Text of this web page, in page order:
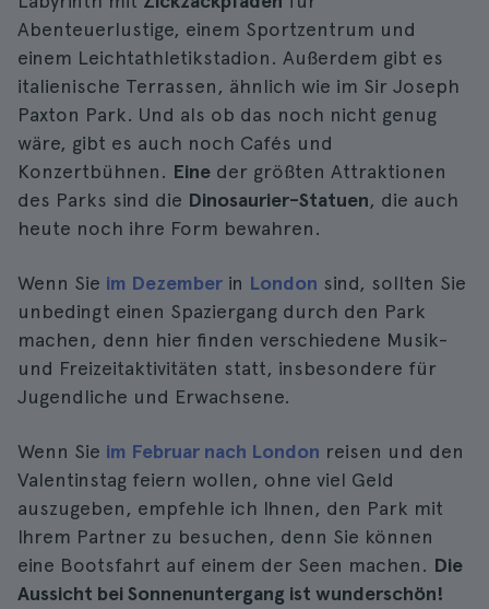
Abenteuerlustige, einem Sportzentrum und
einem Leichtathletikstadion. Außerdem gibt es
italienische Terrassen, ähnlich wie im Sir Joseph
Paxton Park. Und als ob das noch nicht genug
wäre, gibt es auch noch Cafés und
Konzertbühnen. Eine der größten Attraktionen
des Parks sind die Dinosaurier-Statuen, die auch
heute noch ihre Form bewahren.
Wenn Sie im Dezember in London sind, sollten Sie
unbedingt einen Spaziergang durch den Park
machen, denn hier finden verschiedene Musik-
und Freizeitaktivitäten statt, insbesondere für
Jugendliche und Erwachsene.
Wenn Sie im Februar nach London reisen und den
Valentinstag feiern wollen, ohne viel Geld
auszugeben, empfehle ich Ihnen, den Park mit
Ihrem Partner zu besuchen, denn Sie können
eine Bootsfahrt auf einem der Seen machen. Die
Aussicht bei Sonnenuntergang ist wunderschön!